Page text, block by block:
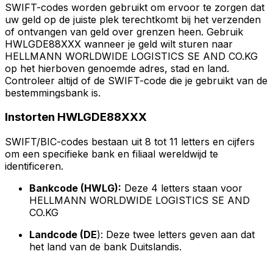
SWIFT-codes worden gebruikt om ervoor te zorgen dat
uw geld op de juiste plek terechtkomt bij het verzenden
of ontvangen van geld over grenzen heen. Gebruik
HWLGDE88XXX wanneer je geld wilt sturen naar
HELLMANN WORLDWIDE LOGISTICS SE AND CO.KG
op het hierboven genoemde adres, stad en land.
Controleer altijd of de SWIFT-code die je gebruikt van de
bestemmingsbank is.
Instorten HWLGDE88XXX
SWIFT/BIC-codes bestaan uit 8 tot 11 letters en cijfers
om een specifieke bank en filiaal wereldwijd te
identificeren.
Bankcode (HWLG): Deze 4 letters staan voor
HELLMANN WORLDWIDE LOGISTICS SE AND
CO.KG
Landcode (DE): Deze twee letters geven aan dat
het land van de bank Duitslandis.